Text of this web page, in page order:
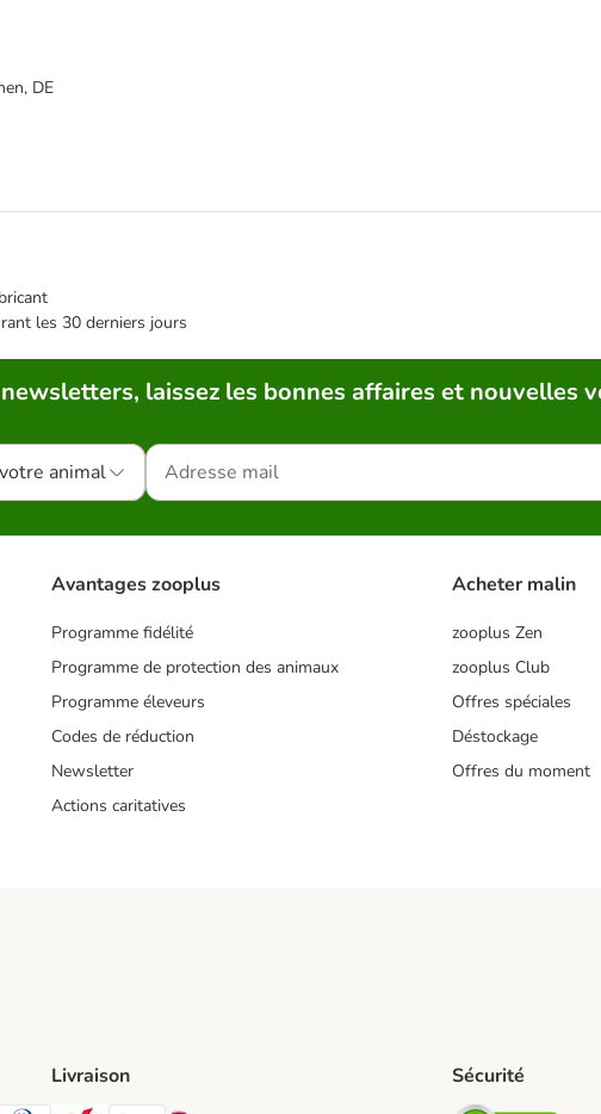
DE
les 30 derniers jours
laissez les bonnes affaires et nouvelles
animal
Avantages zooplus
Programme fidélité
Programme de protection des animaux
Programme éleveurs
Codes de réduction
Newsletter
Actions caritatives
Acheter malin
zooplus Zen
zooplus Club
Offres spéciales
Déstockage
Offres du moment
Livraison Sécurité